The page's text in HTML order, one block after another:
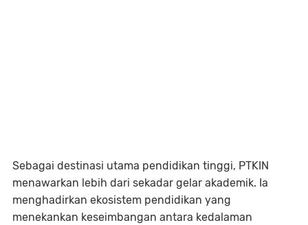
Sebagai destinasi utama pendidikan tinggi, PTKIN
menawarkan lebih dari sekadar gelar akademik. Ia
menghadirkan ekosistem pendidikan yang
menekankan keseimbangan antara kedalaman